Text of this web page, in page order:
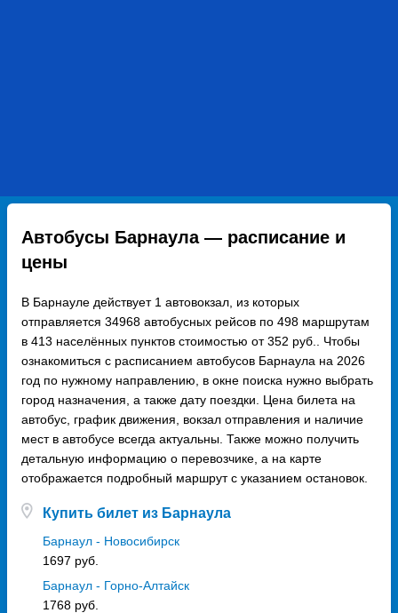
Автобусы Барнаула — расписание и
цены
В Барнауле действует 1 автовокзал, из которых
отправляется 34968 автобусных рейсов по 498 маршрутам
в 413 населённых пунктов стоимостью от 352 руб.. Чтобы
ознакомиться с расписанием автобусов Барнаула на 2026
год по нужному направлению, в окне поиска нужно выбрать
город назначения, а также дату поездки. Цена билета на
автобус, график движения, вокзал отправления и наличие
мест в автобусе всегда актуальны. Также можно получить
детальную информацию о перевозчике, а на карте
отображается подробный маршрут с указанием остановок.
Купить билет из Барнаула
Барнаул - Новосибирск
1697 руб.
Барнаул - Горно-Алтайск
1768 руб.